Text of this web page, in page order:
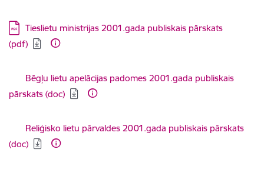
Lejupielādēt:
Tieslietu ministrijas 2001.gada publiskais pārskats
(pdf)
Lejupielādēt:
Bēgļu lietu apelācijas padomes 2001.gada publiskais
pārskats (doc)
Lejupielādēt:
Reliģisko lietu pārvaldes 2001.gada publiskais pārskats
(doc)